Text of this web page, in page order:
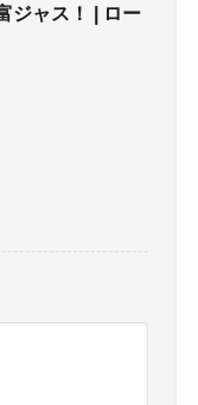
ジャス！ | ロー